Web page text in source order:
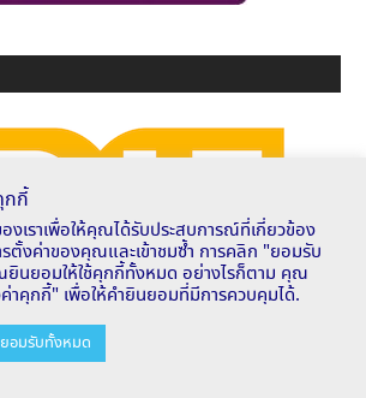
กกี้
องเราเพื่อให้คุณได้รับประสบการณ์ที่เกี่ยวข้อง
ตั้งค่าของคุณและเข้าชมซ้ำ การคลิก "ยอมรับ
นยอมให้ใช้คุกกี้ทั้งหมด อย่างไรก็ตาม คุณ
าคุกกี้" เพื่อให้คำยินยอมที่มีการควบคุมได้.
ยอมรับทั้งหมด